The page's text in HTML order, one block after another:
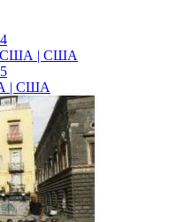
США | США
| США